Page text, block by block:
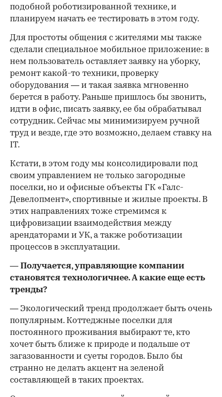
подобной роботизированной технике, и
планируем начать ее тестировать в этом году.
Для простоты общения с жителями мы также
сделали специальное мобильное приложение: в
нем пользователь оставляет заявку на уборку,
ремонт какой-то техники, проверку
оборудования — и такая заявка мгновенно
берется в работу. Раньше пришлось бы звонить,
идти в офис, писать заявку, ее бы обрабатывал
сотрудник. Сейчас мы минимизируем ручной
труд и везде, где это возможно, делаем ставку на
IT.
Кстати, в этом году мы консолидировали под
своим управлением не только загородные
поселки, но и офисные объекты ГК «Галс-
Девелопмент», спортивные и жилые проекты. В
этих направлениях тоже стремимся к
цифровизации взаимодействия между
арендаторами и УК, а также роботизации
процессов в эксплуатации.
— Получается, управляющие компании
становятся технологичнее. А какие еще есть
тренды?
— Экологический тренд продолжает быть очень
популярным. Коттеджные поселки для
постоянного проживания выбирают те, кто
хочет быть ближе к природе и подальше от
загазованности и суеты городов. Было бы
странно не делать акцент на зеленой
составляющей в таких проектах.